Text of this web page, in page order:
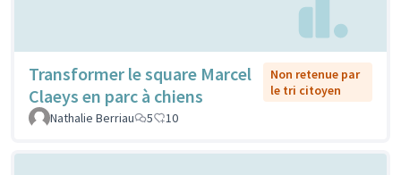
Transformer le square Marcel
Claeys en parc à chiens
Non retenue par
le tri citoyen
Nathalie Berriau
5 10